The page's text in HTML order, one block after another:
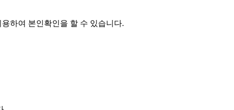
하여 본인확인을 할 수 있습니다.